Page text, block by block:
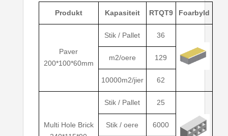
Produkt Kapasiteit RTQT9 Foarbyld
Paver
200*100*60mm
Stik / Pallet 36
m2/oere 129
10000m2/jier 62
Multi Hole Brick
Stik / Pallet 25
Stik / oere 6000